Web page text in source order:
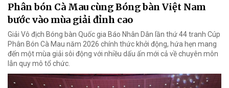
Phân bón Cà Mau cùng Bóng bàn Việt Nam
bước vào mùa giải đỉnh cao
Giải Vô địch Bóng bàn Quốc gia Báo Nhân Dân lần thứ 44 tranh Cúp
Phân Bón Cà Mau năm 2026 chính thức khởi động, hứa hẹn mang
đến một mùa giải sôi động với nhiều dấu ấn mới cả về chuyên môn
lẫn quy mô tổ chức.